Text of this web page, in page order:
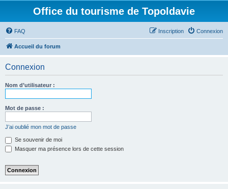
Office du tourisme de Topoldavie
FAQ Connexion
Inscription
Accueil du forum
Connexion
Nom d’utilisateur :
Mot de passe :
J’ai oublié mon mot de passe
Se souvenir de moi
Masquer ma présence lors de cette session